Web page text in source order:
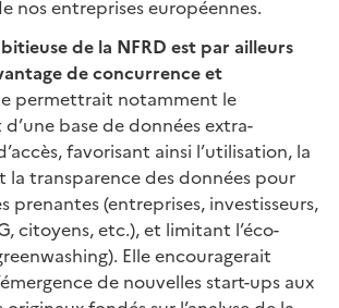
nos entreprises européennes.
de la NFRD est par ailleurs
de concurrence et
permettrait notamment le
base de données extra-
favorisant ainsi l’utilisation, la
transparence des données pour
prenantes (entreprises, investisseurs,
citoyens, etc.), et limitant l’éco-
Elle encouragerait
de nouvelles start-ups aux